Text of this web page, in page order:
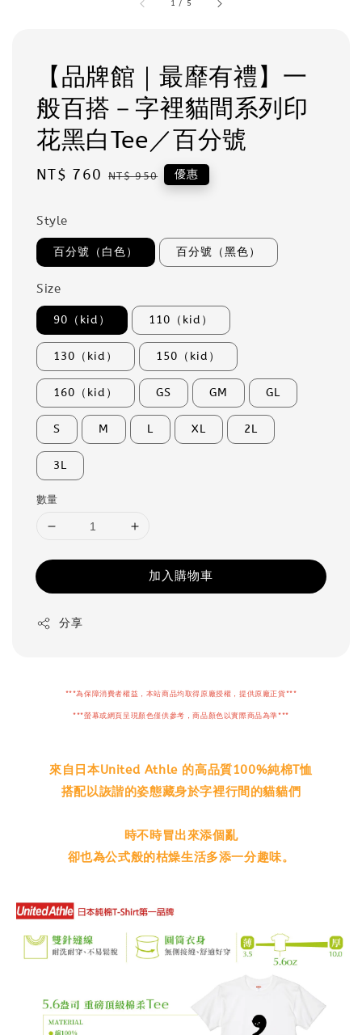
1 / 5
【品牌館｜最靡有禮】一
般百搭－字裡貓間系列印
花黑白Tee／百分號
Sale
NT$ 760 Regular
NT$ 950 優惠
Style
百分號（白色） 百分號（黑色）
Size
90（kid） 110（kid）
130（kid） 150（kid）
160（kid） GS GM GL
S M L XL 2L
3L
數量
加入購物車
分享
***為保障消費者權益，本站商品均取得原廠授權，提供原廠正貨***
***螢幕或網頁呈現顏色僅供參考，商品顏色以實際商品為準***
來自日本United Athle 的高品質100%純棉T恤
搭配以詼諧的姿態藏身於字裡行間的貓貓們
時不時冒出來添個亂
卻也為公式般的枯燥生活多添一分趣味。